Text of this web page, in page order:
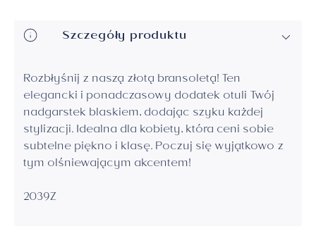
Szczegóły produktu
Rozbłyśnij z naszą złotą bransoletą! Ten
elegancki i ponadczasowy dodatek otuli Twój
nadgarstek blaskiem, dodając szyku każdej
stylizacji. Idealna dla kobiety, która ceni sobie
subtelne piękno i klasę. Poczuj się wyjątkowo z
tym olśniewającym akcentem!
2039Z